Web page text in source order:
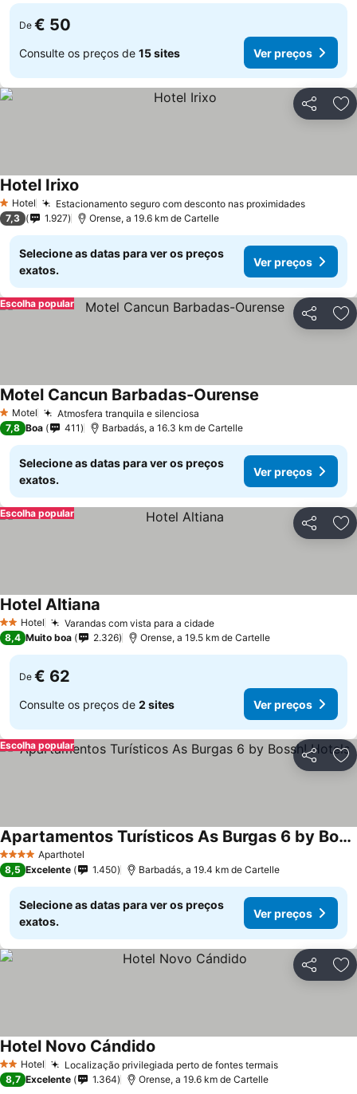
De € 50
Consulte os preços de 15 sites Ver preços
Partilhar
1 Estrelas
Hotel Estacionamento seguro com desconto nas proximidades
Hotel Irixo
7,3 1.927 Orense, a 19.6 km de Cartelle
Selecione as datas para ver os preços
exatos.
Ver preços
Partilhar
Escolha popular
1 Estrelas
Motel Atmosfera tranquila e silenciosa
Motel Cancun Barbadas-Ourense
7,8 Boa 411 Barbadás, a 16.3 km de Cartelle
Selecione as datas para ver os preços
exatos.
Ver preços
Partilhar
Escolha popular
2 Estrelas
Hotel Varandas com vista para a cidade
Hotel Altiana
8,4 Muito boa 2.326 Orense, a 19.5 km de Cartelle
De € 62
Consulte os preços de 2 sites Ver preços
Partilhar
Escolha popular
4 EstrelasAparthotel
Apartamentos Turísticos As Burgas 6 by Bossh! Hotels
8,5 Excelente 1.450 Barbadás, a 19.4 km de Cartelle
Selecione as datas para ver os preços
exatos.
Ver preços
Partilhar
2 Estrelas
Hotel Localização privilegiada perto de fontes termais
Hotel Novo Cándido
8,7 Excelente 1.364 Orense, a 19.6 km de Cartelle